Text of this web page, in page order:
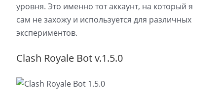
уровня. Это именно тот аккаунт, на который я
сам не захожу и используется для различных
экспериментов.
Clash Royale Bot v.1.5.0